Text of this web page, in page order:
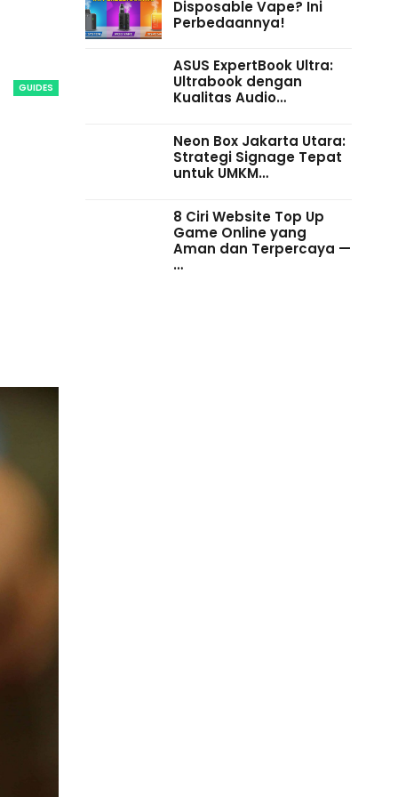
GUIDES
Disposable Vape? Ini
Perbedaannya!
ASUS ExpertBook Ultra:
Ultrabook dengan
Kualitas Audio…
Neon Box Jakarta Utara:
Strategi Signage Tepat
untuk UMKM…
8 Ciri Website Top Up
Game Online yang
Aman dan Terpercaya —
…